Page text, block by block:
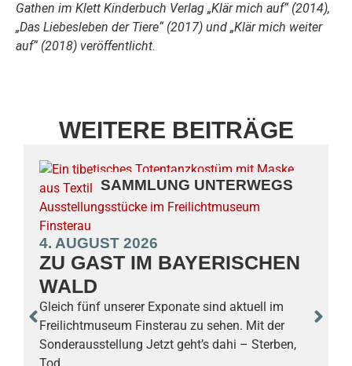
Gathen im Klett Kinderbuch Verlag „Klär mich auf“ (2014),
„Das Liebesleben der Tiere“ (2017) und „Klär mich weiter
auf“ (2018) veröffentlicht.
WEITERE BEITRÄGE
SAMMLUNG UNTERWEGS
4. AUGUST 2026
ZU GAST IM BAYERISCHEN
WALD
Gleich fünf unserer Exponate sind aktuell im
Freilichtmuseum Finsterau zu sehen. Mit der
Sonderausstellung Jetzt geht’s dahi – Sterben,